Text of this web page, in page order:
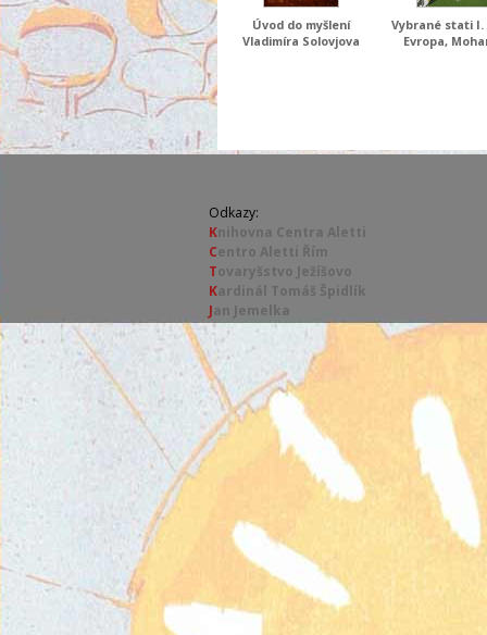
Úvod do myšlení
Vladimíra Solovjova
Vybrané stati I.
Evropa,
Odkazy:
Knihovna Centra Aletti
Centro Aletti Řím
Tovaryšstvo Ježíšovo
Kardinál Tomáš Špidlík
Jan Jemelka